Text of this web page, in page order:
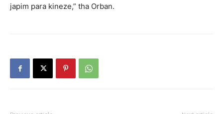
japim para kineze,” tha Orban.